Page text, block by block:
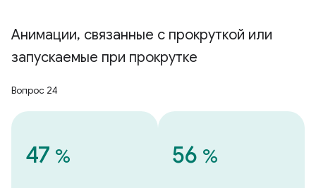
Анимации, связанные с прокруткой или
запускаемые при прокрутке
Вопрос 24
47 % 56 %